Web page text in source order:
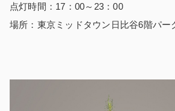
点灯時間：17：00～23：00
場所：東京ミッドタウン日比谷6階パー